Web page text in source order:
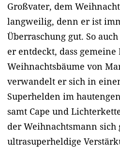
Großvater, dem
langweilig, denn er ist
Überraschung gut. So
er entdeckt, dass gemeine
Weihnachtsbäume von
verwandelt er sich in
Superhelden im
samt Cape und
der Weihnachtsmann sich
ultrasuperheldige